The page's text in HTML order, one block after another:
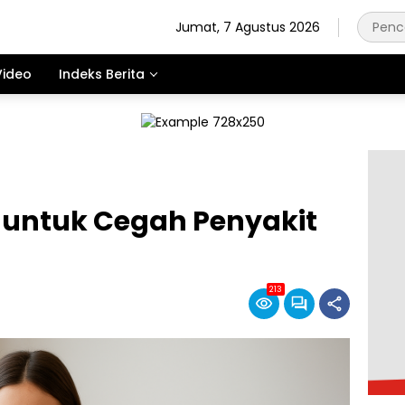
Jumat, 7 Agustus 2026
Indeks Berita
Cegah Penyakit
213